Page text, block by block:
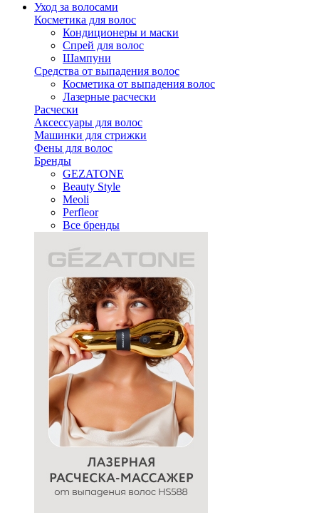
Уход за волосами
Косметика для волос
Кондиционеры и маски
Спрей для волос
Шампуни
Средства от выпадения волос
Косметика от выпадения волос
Лазерные расчески
Расчески
Аксессуары для волос
Машинки для стрижки
Фены для волос
Бренды
GEZATONE
Beauty Style
Meoli
Perfleor
Все бренды